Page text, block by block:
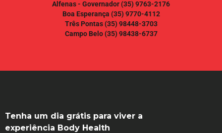
Alfenas - Governador(35) 9763-2176
Boa Esperança (35) 9770-4112
Três Pontas(35) 98448-3703
Campo Belo(35) 98438-6737
Tenha um dia grátis para viver a
experiência Body Health